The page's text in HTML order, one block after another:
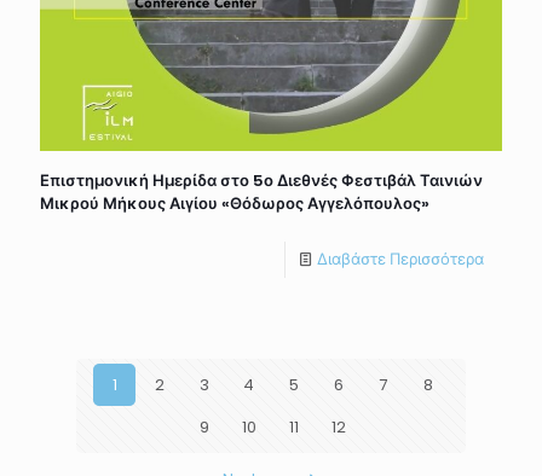
Επιστημονική Ημερίδα στο 5ο Διεθνές Φεστιβάλ Ταινιών
Μικρού Μήκους Αιγίου «Θόδωρος Αγγελόπουλος»
Διαβάστε Περισσότερα
1 2 3 4 5 6 7
8
9
10 11 12